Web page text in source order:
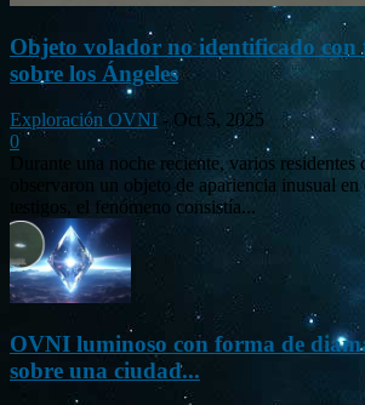
Objeto volador no identificado con
sobre los Ángeles
Exploración OVNI - Oct 5, 2025
0
Durante una noche reciente, varios
observaron un objeto de apariencia inusual
testigos, el fenómeno consistía...
OVNI luminoso con forma de
sobre una ciudad...